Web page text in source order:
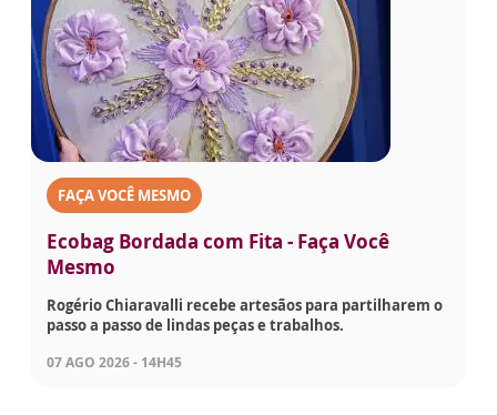
FAÇA VOCÊ MESMO
Ecobag Bordada com Fita - Faça Você
Mesmo
Rogério Chiaravalli recebe artesãos para partilharem o
passo a passo de lindas peças e trabalhos.
07 AGO 2026 - 14H45